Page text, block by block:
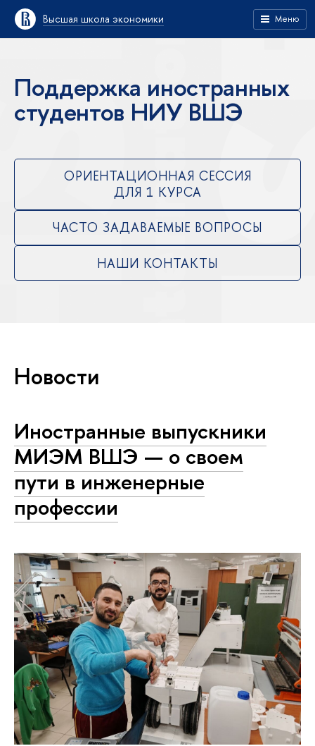
Высшая школа экономики Меню
Поддержка иностранных
студентов НИУ ВШЭ
ОРИЕНТАЦИОННАЯ СЕССИЯ
ДЛЯ 1 КУРСА
ЧАСТО ЗАДАВАЕМЫЕ ВОПРОСЫ
НАШИ КОНТАКТЫ
Новости
Иностранные выпускники
МИЭМ ВШЭ — о своем
пути в инженерные
профессии